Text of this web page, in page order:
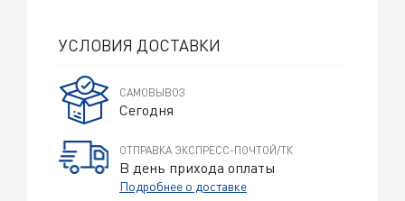
УСЛОВИЯ ДОСТАВКИ
САМОВЫВОЗ
Сегодня
ОТПРАВКА ЭКСПРЕСС-ПОЧТОЙ/ТК
В день прихода оплаты
Подробнее о доставке